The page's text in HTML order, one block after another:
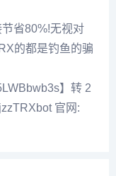
省80%!无视对
的都是钓鱼的骗
】转 2
官网: